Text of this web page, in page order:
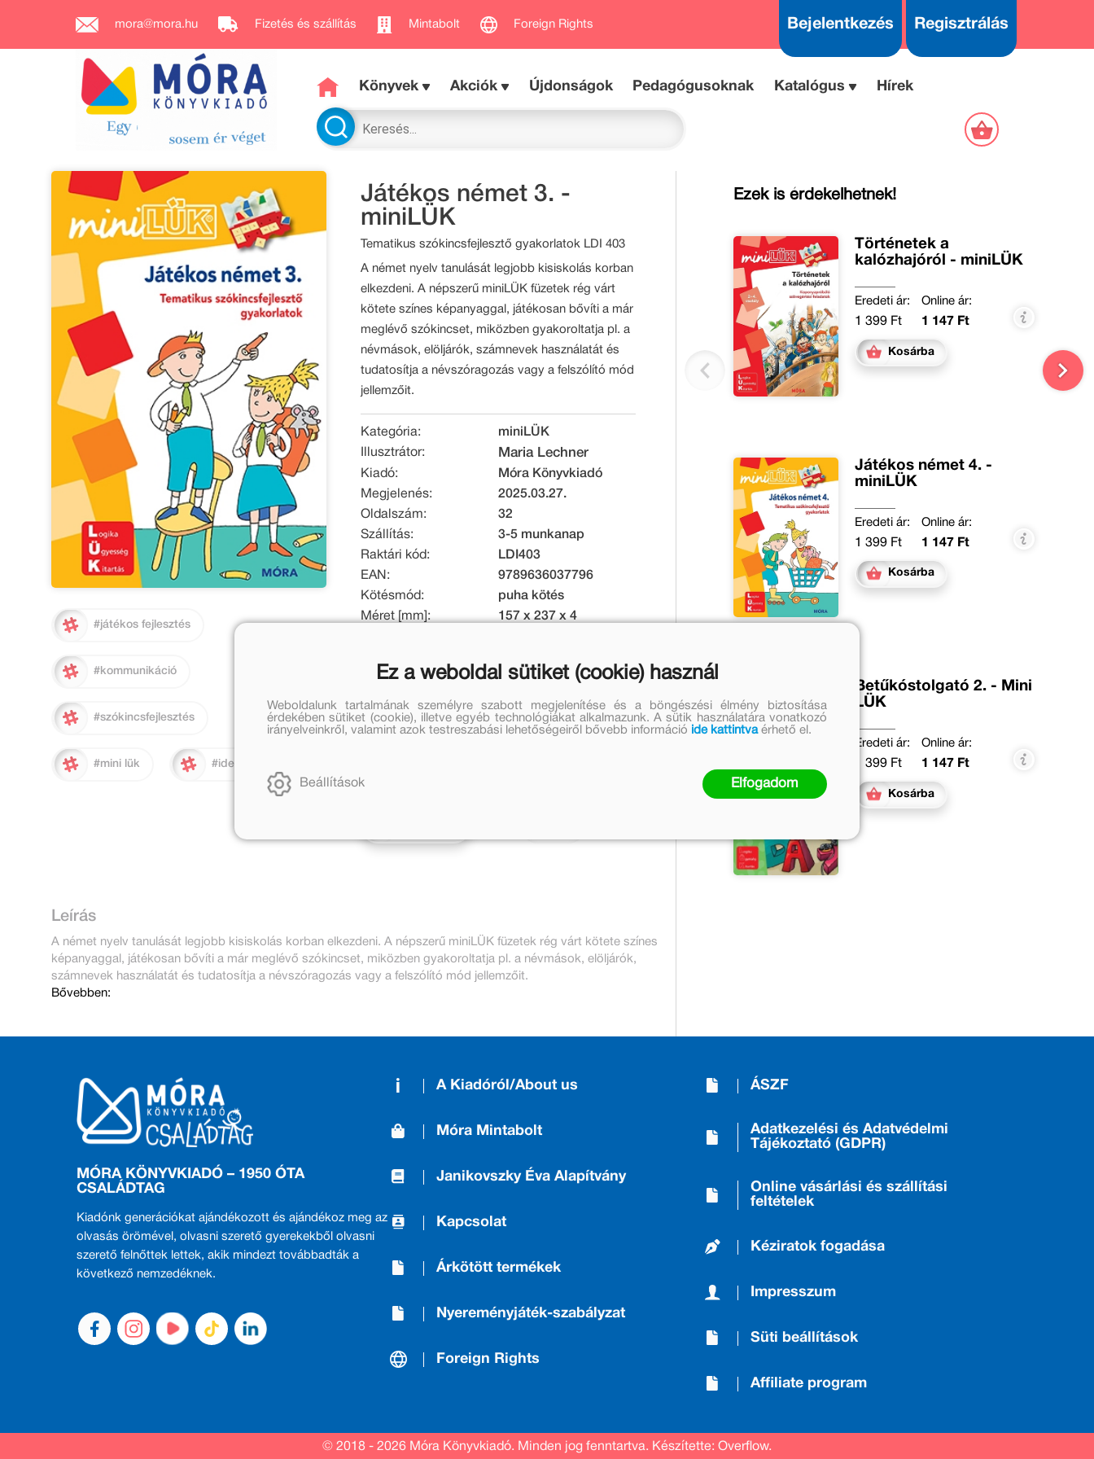
mora@mora.hu Fizetés és szállítás Mintabolt Foreign Rights Bejelentkezés Regisztrálás
Könyvek Akciók Újdonságok Pedagógusoknak Katalógus Hírek
#játékos fejlesztés
#kommunikáció
#szókincsfejlesztés
#mini lük #idegen nyelv
Játékos német 3. -
miniLÜK
Tematikus szókincsfejlesztő gyakorlatok LDI 403
A német nyelv tanulását legjobb kisiskolás korban
elkezdeni. A népszerű miniLÜK füzetek rég várt
kötete színes képanyaggal, játékosan bővíti a már
meglévő szókincset, miközben gyakoroltatja pl. a
névmások, elöljárók, számnevek használatát és
tudatosítja a névszóragozás vagy a felszólító mód
jellemzőit.
Kategória:
miniLÜK
Illusztrátor:
Maria Lechner
Kiadó:
Móra Könyvkiadó
Megjelenés:
2025.03.27.
Oldalszám:
32
Szállítás:
3-5 munkanap
Raktári kód:
LDI403
EAN:
9789636037796
Kötésmód:
puha kötés
Méret [mm]:
157 x 237 x 4
Eredeti ár:
1 399 Ft
Online ár:
1 147 Ft
Készleten
Leírás
A német nyelv tanulását legjobb kisiskolás korban elkezdeni. A népszerű miniLÜK füzetek rég várt kötete színes
képanyaggal, játékosan bővíti a már meglévő szókincset, miközben gyakoroltatja pl. a névmások, elöljárók,
számnevek használatát és tudatosítja a névszóragozás vagy a felszólító mód jellemzőit.
Bővebben:
Ezek is érdekelhetnek!
Történetek a
kalózhajóról - miniLÜK
Eredeti ár:
1 399 Ft
Online ár:
1 147 Ft
Kosárba
Játékos német 4. -
miniLÜK
Eredeti ár:
1 399 Ft
Online ár:
1 147 Ft
Kosárba
Betűkóstolgató 2. - Mini
LÜK
Eredeti ár:
1 399 Ft
Online ár:
1 147 Ft
Kosárba
MÓRA KÖNYVKIADÓ – 1950 ÓTA
CSALÁDTAG
Kiadónk generációkat ajándékozott és ajándékoz meg az
olvasás örömével, olvasni szerető gyerekekből olvasni
szerető felnőttek lettek, akik mindezt továbbadták a
következő nemzedéknek.
A Kiadóról/About us
Móra Mintabolt
Janikovszky Éva Alapítvány
Kapcsolat
Árkötött termékek
Nyereményjáték-szabályzat
Foreign Rights
ÁSZF
Adatkezelési és Adatvédelmi
Tájékoztató (GDPR)
Online vásárlási és szállítási
feltételek
Kéziratok fogadása
Impresszum
Süti beállítások
Affiliate program
© 2018 - 2026 Móra Könyvkiadó. Minden jog fenntartva. Készítette: Overflow.
Ez a weboldal sütiket (cookie) használ
Weboldalunk tartalmának személyre szabott megjelenítése és a böngészési élmény biztosítása
érdekében sütiket (cookie), illetve egyéb technológiákat alkalmazunk. A sütik használatára vonatkozó
irányelveinkről, valamint azok testreszabási lehetőségeiről bővebb információ ide kattintvaérhető el.
Beállítások Elfogadom